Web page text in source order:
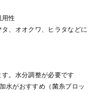
性
、オオクワ、ヒラタなどに
。水分調整が必要です
がおすすめ（菌糸ブロッ